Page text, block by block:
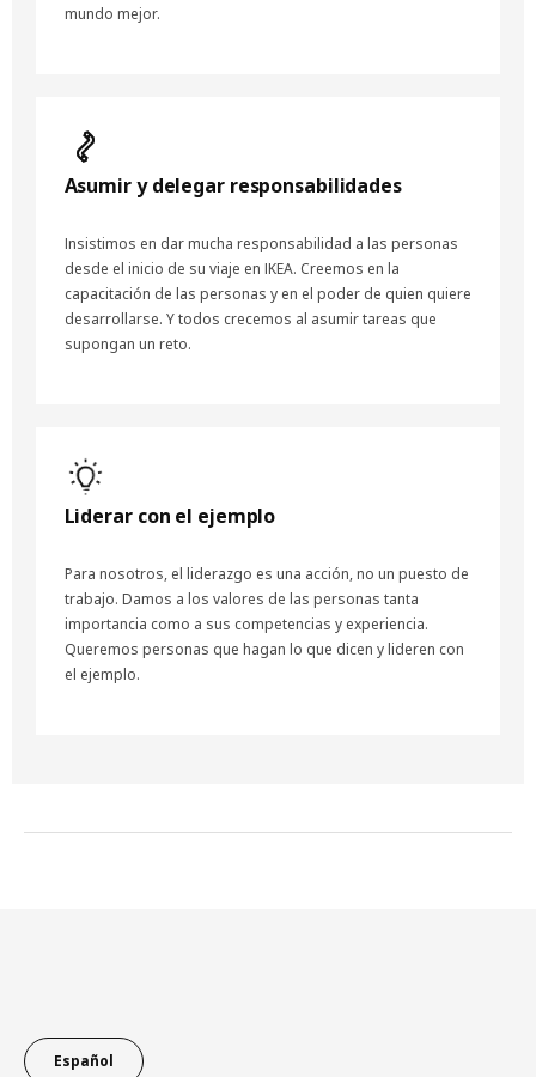
mundo mejor.
Asumir y delegar responsabilidades
Insistimos en dar mucha responsabilidad a las personas
desde el inicio de su viaje en IKEA. Creemos en la
capacitación de las personas y en el poder de quien quiere
desarrollarse. Y todos crecemos al asumir tareas que
supongan un reto.
Liderar con el ejemplo
Para nosotros, el liderazgo es una acción, no un puesto de
trabajo. Damos a los valores de las personas tanta
importancia como a sus competencias y experiencia.
Queremos personas que hagan lo que dicen y lideren con
el ejemplo.
Español